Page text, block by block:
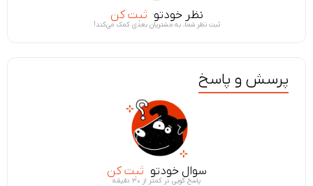
نظر خودتو ثبت کن
ثبت نظر شما، به مشتریان بعدی کمک می‌کند!
پرسش و پاسخ
سوال خودتو ثبت کن
پاسخ گویی در کمتر از ۳۰ دقیقه